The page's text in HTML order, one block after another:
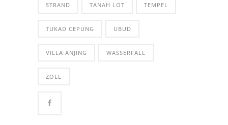
STRAND TANAH LOT TEMPEL
TUKAD CEPUNG UBUD
VILLA ANJING WASSERFALL
ZOLL